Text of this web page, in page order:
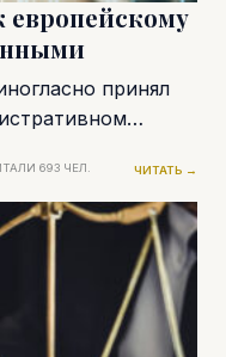
европейскому
принял
693 ЧЕЛ. ЧИТАТЬ →